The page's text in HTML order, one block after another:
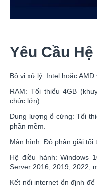
Yêu Cầu
Bộ vi xử lý: Intel hoặc AMD
RAM: Tối thiểu 4GB
chức lớn).
Dung lượng ổ cứng: Tối
phần mềm.
Màn hình: Độ phân giải tối
Hệ điều hành: Windows
Server 2016, 2019, 2022,
Kết nối internet ổn định